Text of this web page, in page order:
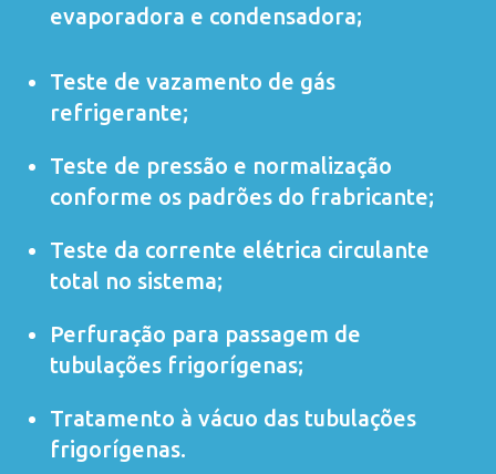
evaporadora e condensadora;
Teste de vazamento de gás
refrigerante;
Teste de pressão e normalização
conforme os padrões do frabricante;
Teste da corrente elétrica circulante
total no sistema;
Perfuração para passagem de
tubulações frigorígenas;
Tratamento à vácuo das tubulações
frigorígenas.